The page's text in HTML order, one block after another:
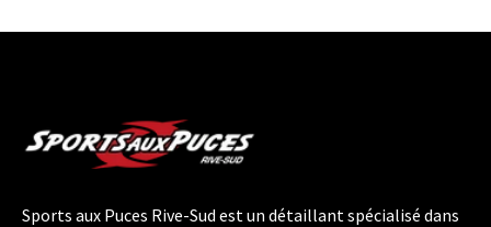
Sports aux Puces Rive-Sud est un détaillant spécialisé dans